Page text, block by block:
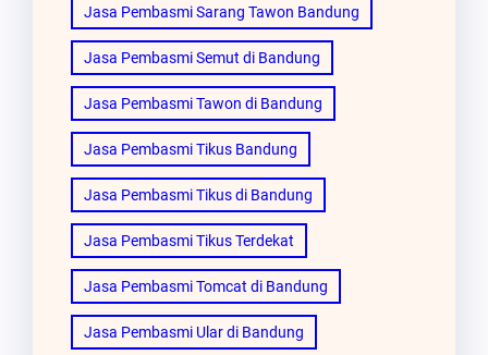
Jasa Pembasmi Sarang Tawon Bandung
Jasa Pembasmi Semut di Bandung
Jasa Pembasmi Tawon di Bandung
Jasa Pembasmi Tikus Bandung
Jasa Pembasmi Tikus di Bandung
Jasa Pembasmi Tikus Terdekat
Jasa Pembasmi Tomcat di Bandung
Jasa Pembasmi Ular di Bandung